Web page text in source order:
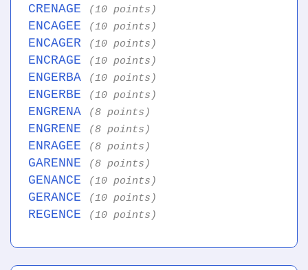
CRENAGE (10 points)
ENCAGEE (10 points)
ENCAGER (10 points)
ENCRAGE (10 points)
ENGERBA (10 points)
ENGERBE (10 points)
ENGRENA (8 points)
ENGRENE (8 points)
ENRAGEE (8 points)
GARENNE (8 points)
GENANCE (10 points)
GERANCE (10 points)
REGENCE (10 points)